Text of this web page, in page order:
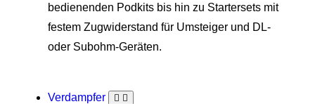
bedienenden Podkits bis hin zu Startersets mit
festem Zugwiderstand für Umsteiger und DL-
oder Subohm-Geräten.
Verdampfer